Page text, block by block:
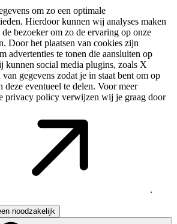
om zo een optimale
Hierdoor kunnen wij analyses maken
bezoeker om zo de ervaring op onze
Door het plaatsen van cookies zijn
advertenties te tonen die aansluiten op
kunnen social media plugins, zoals X
gegevens zodat je in staat bent om op
deze eventueel te delen. Voor meer
privacy policy verwijzen wij je graag door
.
noodzakelijk